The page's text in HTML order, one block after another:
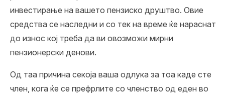
инвестирање на вашето пензиско друштво. Овие
средства се наследни и со тек на време ќе нараснат
до износ кој треба да ви овозможи мирни
пензионерски денови.
Од таа причина секоја ваша одлука за тоа каде сте
член, кога ќе се префрлите со членство од еден во